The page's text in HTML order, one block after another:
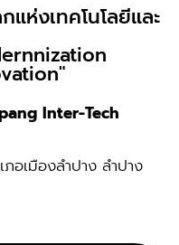
แห่งเทคโนโลยีและ
Inter-Tech
อเมืองลำปาง ลำปาง